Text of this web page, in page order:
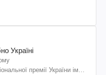
Україні
премії України ім.